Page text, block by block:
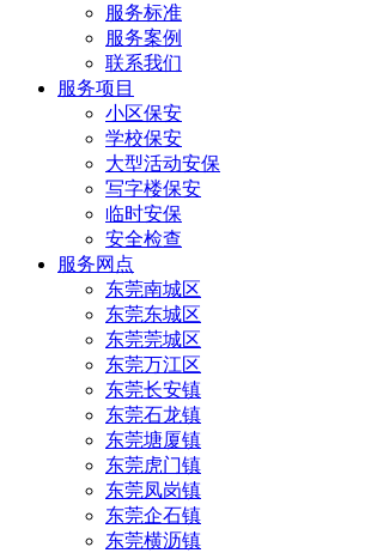
服务标准
服务案例
联系我们
服务项目
小区保安
学校保安
大型活动安保
写字楼保安
临时安保
安全检查
服务网点
东莞南城区
东莞东城区
东莞莞城区
东莞万江区
东莞长安镇
东莞石龙镇
东莞塘厦镇
东莞虎门镇
东莞凤岗镇
东莞企石镇
东莞横沥镇